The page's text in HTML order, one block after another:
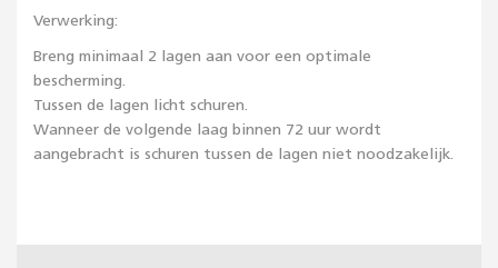
Verwerking:
Breng minimaal 2 lagen aan voor een optimale
bescherming.
Tussen de lagen licht schuren.
Wanneer de volgende laag binnen 72 uur wordt
aangebracht is schuren tussen de lagen niet noodzakelijk.